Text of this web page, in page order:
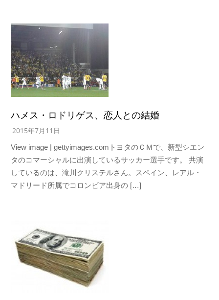
ハメス・ロドリゲス、恋人との結婚
2015年7月11日
View image | gettyimages.comトヨタのＣＭで、新型シエン
タのコマーシャルに出演しているサッカー選手です。 共演
しているのは、滝川クリステルさん。スペイン、レアル・
マドリード所属でコロンビア出身の […]